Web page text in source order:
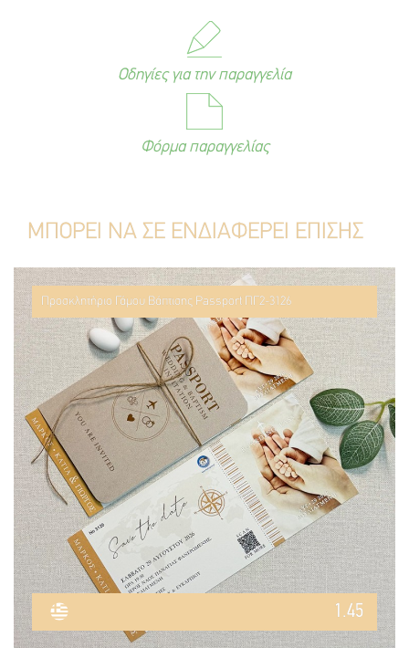
Οδηγίες για την παραγγελία
Φόρμα παραγγελίας
ΜΠΟΡΕΙ ΝΑ ΣΕ ΕΝΔΙΑΦΕΡΕΙ ΕΠΙΣΗΣ
Προσκλητήριο Γάμου Βάπτισης Passport ΠΓ2-3126
1.45